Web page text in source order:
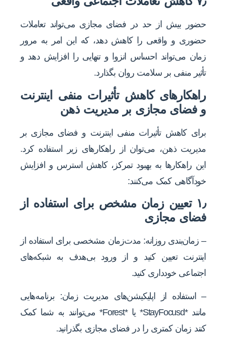
حضور بیش از حد در فضای مجازی می‌تواند تعاملات
حضوری و واقعی را کاهش دهد، که این امر به مرور
زمان می‌تواند احساس انزوا و تنهایی را افزایش دهد و
تأثیر منفی بر سلامت روان بگذارد.
راهکارهای کاهش تأثیرات منفی اینترنت
و فضای مجازی بر مدیریت ذهن
برای کاهش تأثیرات منفی اینترنت و فضای مجازی بر
مدیریت ذهن، می‌توان از راهکارهای زیر استفاده کرد.
این راهکارها به بهبود تمرکز، کاهش استرس و افزایش
خودآگاهی کمک می‌کنند:
۱٫ تعیین زمان مشخص برای استفاده از
فضای مجازی
– زمان‌بندی روزانه: مدت‌زمان مشخصی برای استفاده از
اینترنت تعیین کنید و از ورود بی‌هدف به شبکه‌های
اجتماعی خودداری کنید.
– استفاده از اپلیکیشن‌های مدیریت زمان: برنامه‌هایی
مانند *StayFocusd* یا *Forest* می‌توانند به شما کمک
کنند زمان کمتری را در فضای مجازی بگذرانید.